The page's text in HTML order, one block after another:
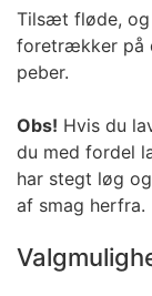
Tilsæt fløde, og
foretrækker på
peber.
Obs! Hvis du
du med fordel
har stegt løg
af smag herfra.